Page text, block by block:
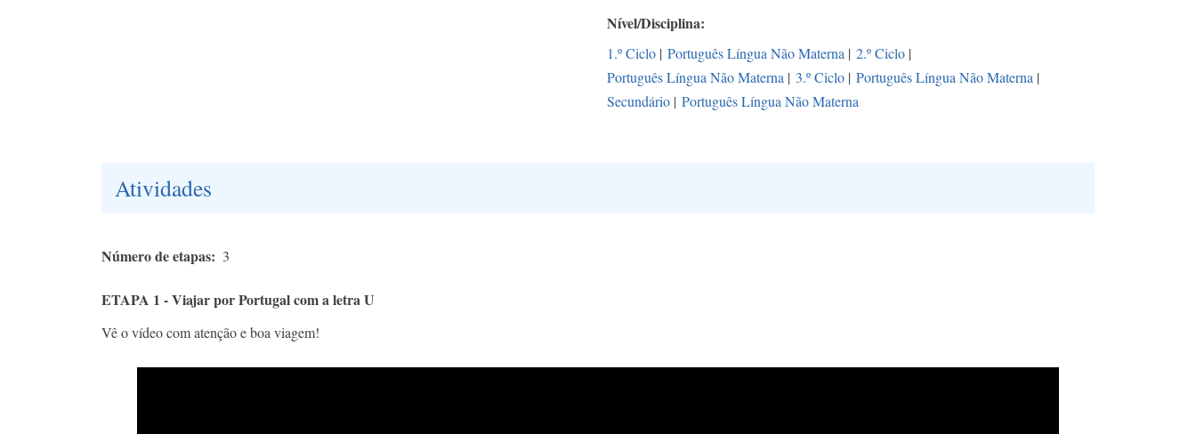
Nível/Disciplina
1.º Ciclo | Português Língua Não Materna | 2.º Ciclo |
Português Língua Não Materna | 3.º Ciclo | Português Língua Não Materna |
Secundário | Português Língua Não Materna
Atividades
Número de etapas 3
ETAPA 1 - Viajar por Portugal com a letra U
Vê o vídeo com atenção e boa viagem!